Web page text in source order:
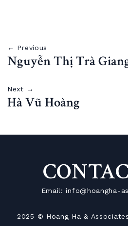
← Previous
Nguyễn Thị Trà
Next →
Hà Vũ Hoàng
Email: info@hoangha-
2025 © Hoang Ha &